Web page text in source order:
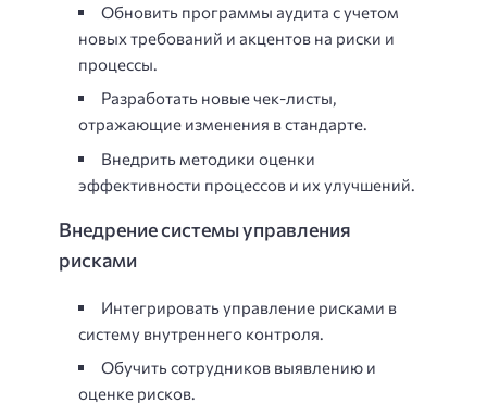
Обновить программы аудита с учетом
новых требований и акцентов на риски и
процессы.
Разработать новые чек-листы,
отражающие изменения в стандарте.
Внедрить методики оценки
эффективности процессов и их улучшений.
Внедрение системы управления
рисками
Интегрировать управление рисками в
систему внутреннего контроля.
Обучить сотрудников выявлению и
оценке рисков.